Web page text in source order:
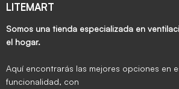
LITEMART
Somos una tienda especializada en
el hogar.
Aquí encontrarás las mejores opciones en
funcionalidad, con